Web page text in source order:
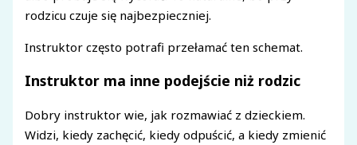
rodzicu czuje się najbezpieczniej.
Instruktor często potrafi przełamać ten schemat.
Instruktor ma inne podejście niż rodzic
Dobry instruktor wie, jak rozmawiać z dzieckiem.
Widzi, kiedy zachęcić, kiedy odpuścić, a kiedy zmienić